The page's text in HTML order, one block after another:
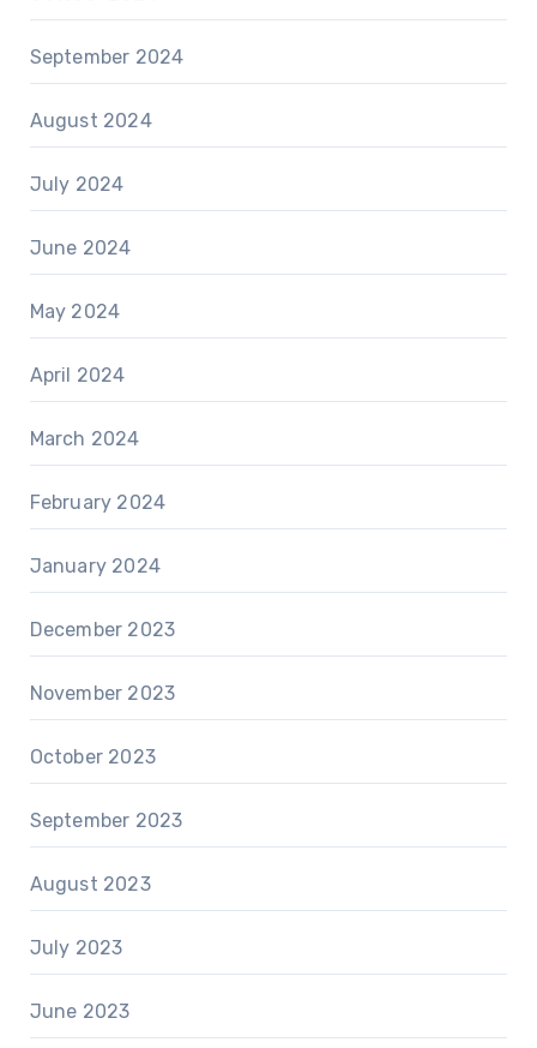
September 2024
August 2024
July 2024
June 2024
May 2024
April 2024
March 2024
February 2024
January 2024
December 2023
November 2023
October 2023
September 2023
August 2023
July 2023
June 2023